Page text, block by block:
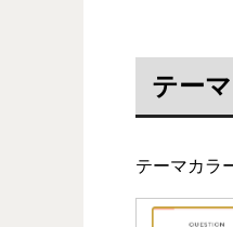
テー
テーマカラ